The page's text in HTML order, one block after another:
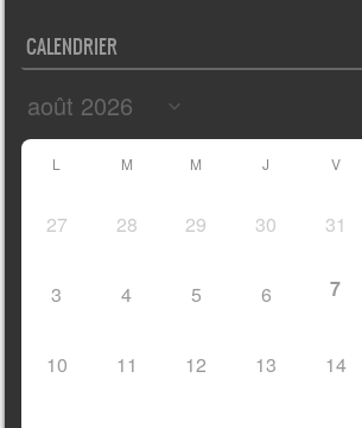
CALENDRIER
L M M J V
27 28 29 30 31
3 4 5 6 7
10 11 12 13 14